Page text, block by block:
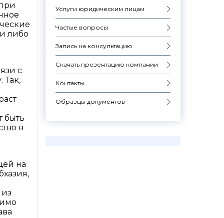
Услуги юридическим лицам
Частые вопросы
Запись на консультацию
Скачать презентацию компании
Контакты
Образцы документов
либо
с
Так,
быть
в
на